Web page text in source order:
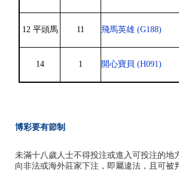
12 平頭馬 11 飛馬英雄 (G188)
14 1 開心寶貝 (H091)
博彩要有節制
未滿十八歲人士不得投注或進入可投注的地
向非法或海外莊家下注，即屬違法，且可被